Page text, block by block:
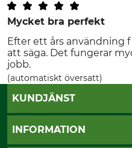
Mycket bra perfekt
Efter ett års användning
att säga. Det fungerar
jobb.
(automatiskt översatt)
KUNDJÄNST
Öppettider
INFORMATION